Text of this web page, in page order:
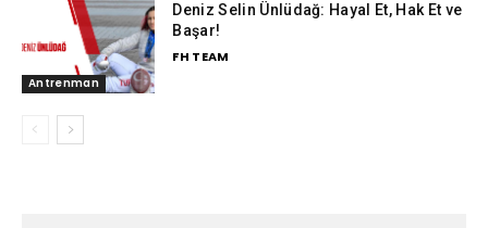
Antrenman
Deniz Selin Ünlüdağ: Hayal Et, Hak Et ve
Başar!
FH TEAM